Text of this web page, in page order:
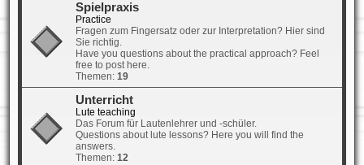
Spielpraxis
Practice
Fragen zum Fingersatz oder zur Interpretation? Hier sind
Sie richtig.
Have you questions about the practical approach? Feel
free to post here.
Themen: 19
Unterricht
Lute teaching
Das Forum für Lautenlehrer und -schüler.
Questions about lute lessons? Here you will find the
answers.
Themen: 12